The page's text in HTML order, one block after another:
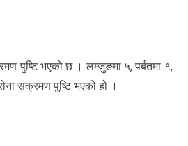
पुष्टि भएको छ । लम्जुङमा ५, पर्बतमा १,
संक्रमण पुष्टि भएको हो ।